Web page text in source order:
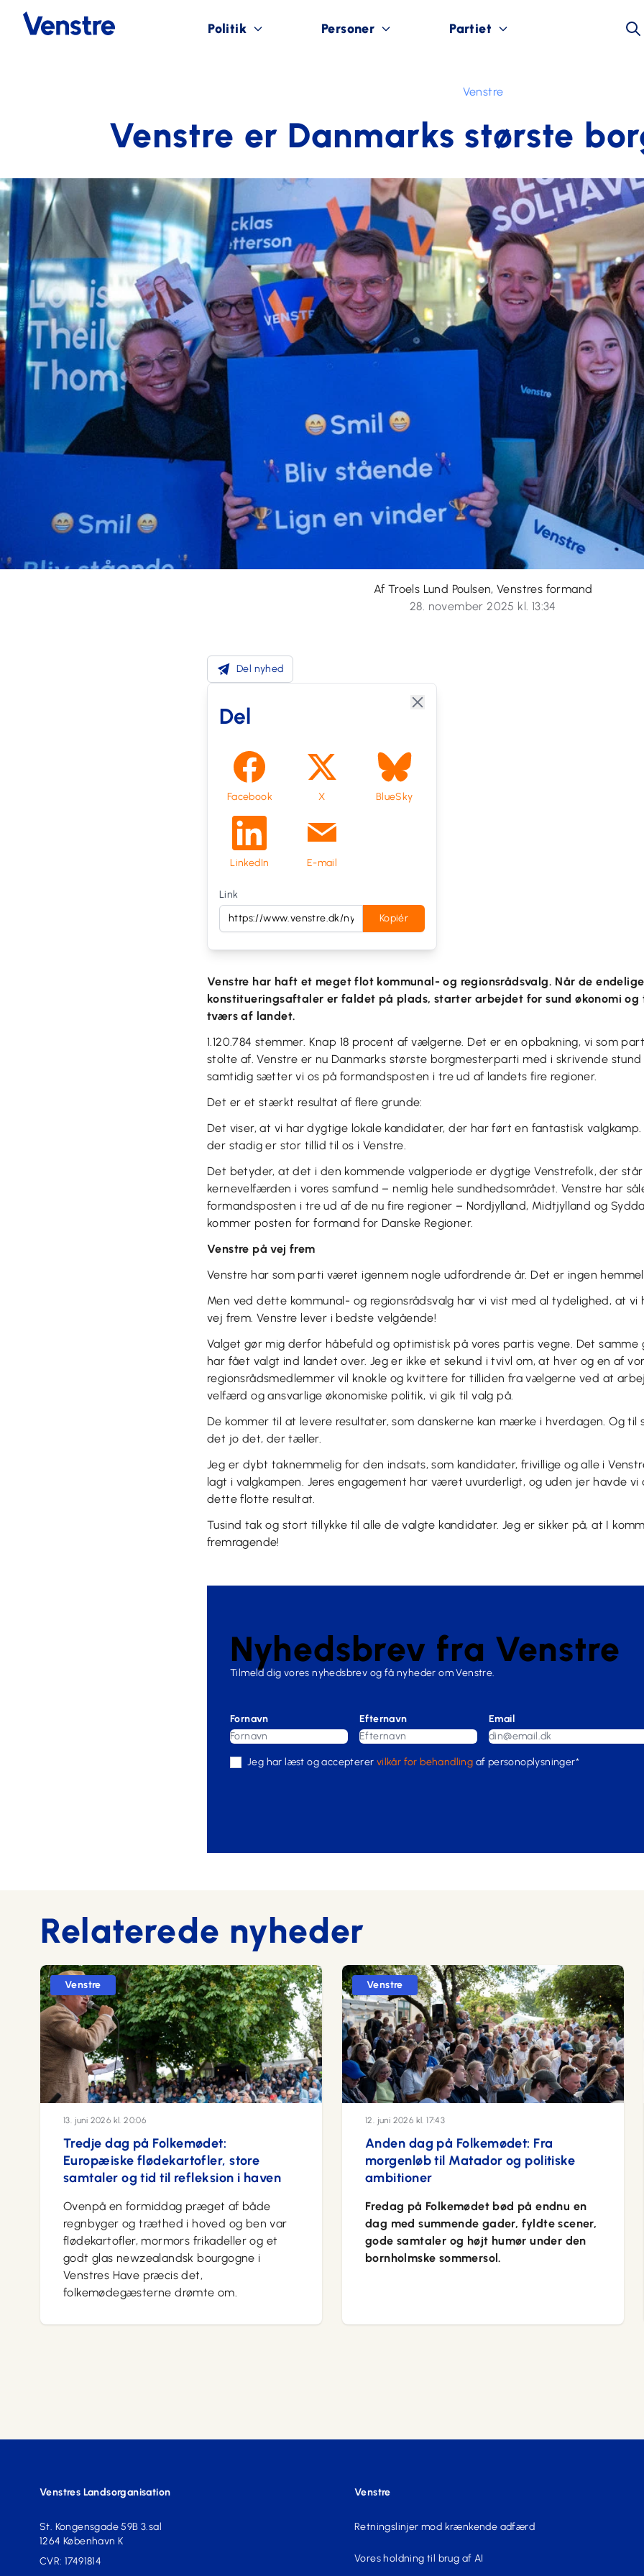
Politik Personer Partiet
Venstre
Venstre er Danmarks største
Af Troels Lund Poulsen, Venstres formand
28. november 2025 kl. 13:34
Del nyhed
Del
Facebook X BlueSky
LinkedIn E-mail
Link
Kopiér
Venstre har haft et meget flot kommunal- og regionsrådsvalg. Når de endelige
konstitueringsaftaler er faldet på plads, starter arbejdet for sund økonomi
tværs af landet.
1.120.784 stemmer. Knap 18 procent af vælgerne. Det er en opbakning, vi som
stolte af. Venstre er nu Danmarks største borgmesterparti med i skrivende
samtidig sætter vi os på formandsposten i tre ud af landets fire regioner.
Det er et stærkt resultat af flere grunde:
Det viser, at vi har dygtige lokale kandidater, der har ført en fantastisk
der stadig er stor tillid til os i Venstre.
Det betyder, at det i den kommende valgperiode er dygtige Venstrefolk, der
kernevelfærden i vores samfund – nemlig hele sundhedsområdet. Venstre har
formandsposten i tre ud af de nu fire regioner – Nordjylland, Midtjylland og
kommer posten for formand for Danske Regioner.
Venstre på vej frem
Venstre har som parti været igennem nogle udfordrende år. Det er ingen
Men ved dette kommunal- og regionsrådsvalg har vi vist med al tydelighed, at vi
vej frem. Venstre lever i bedste velgående!
Valget gør mig derfor håbefuld og optimistisk på vores partis vegne. Det samme
har fået valgt ind landet over. Jeg er ikke et sekund i tvivl om, at hver og en af
regionsrådsmedlemmer vil knokle og kvittere for tilliden fra vælgerne ved at
velfærd og ansvarlige økonomiske politik, vi gik til valg på.
De kommer til at levere resultater, som danskerne kan mærke i hverdagen. Og til
det jo det, der tæller.
Jeg er dybt taknemmelig for den indsats, som kandidater, frivillige og alle i
lagt i valgkampen. Jeres engagement har været uvurderligt, og uden jer havde vi
dette flotte resultat.
Tusind tak og stort tillykke til alle de valgte kandidater. Jeg er sikker på, at I
fremragende!
Nyhedsbrev fra Venstre
Tilmeld dig vores nyhedsbrev og få nyheder om Venstre.
Fornavn Efternavn Email
Jeg har læst og accepterer vilkår for behandling af personoplysninger*
Relaterede nyheder
Venstre
13. juni 2026 kl. 20:06
Tredje dag på Folkemødet:
Europæiske flødekartofler, store
samtaler og tid til refleksion i haven
Ovenpå en formiddag præget af både
regnbyger og træthed i hoved og ben var
flødekartofler, mormors frikadeller og et
godt glas newzealandsk bourgogne i
Venstres Have præcis det,
folkemødegæsterne drømte om.
Venstre
12. juni 2026 kl. 17:43
Anden dag på Folkemødet: Fra
morgenløb til Matador og politiske
ambitioner
Fredag på Folkemødet bød på endnu en
dag med summende gader, fyldte scener,
gode samtaler og højt humør under den
bornholmske sommersol.
Venstres Landsorganisation
St. Kongensgade 59B 3.sal
1264 København K
CVR: 17491814
Venstre
Retningslinjer mod krænkende adfærd
Vores holdning til brug af AI